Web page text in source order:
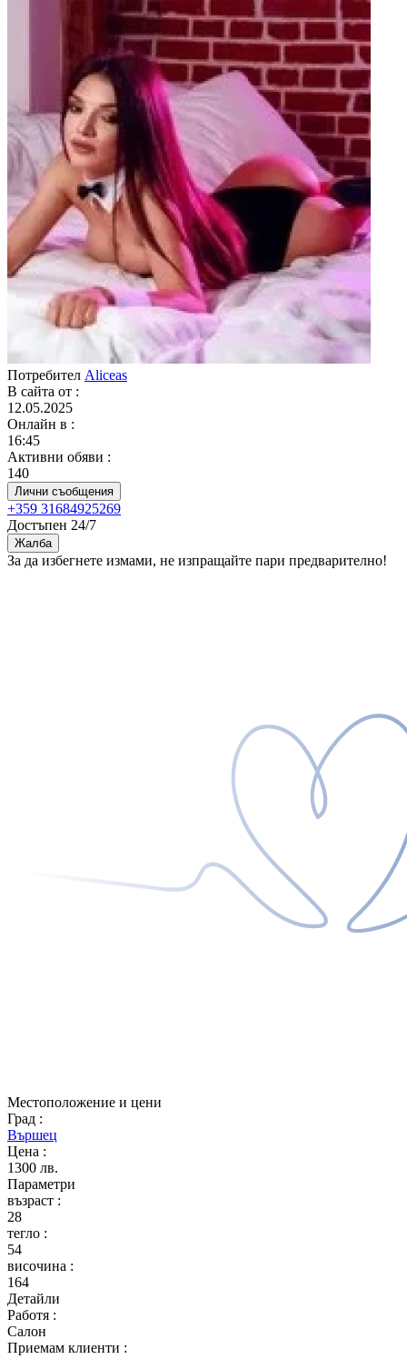
Потребител Aliceas
В сайта от :
12.05.2025
Онлайн в :
16:45
Активни обяви :
140
Лични съобщения
+359 31684925269
Достъпен 24/7
Жалба
За да избегнете измами, не изпращайте пари предварително!
Местоположение и цени
Град :
Вършец
Цена :
1300 лв.
Параметри
възраст :
28
тегло :
54
височина :
164
Детайли
Работя :
Салон
Приемам клиенти :